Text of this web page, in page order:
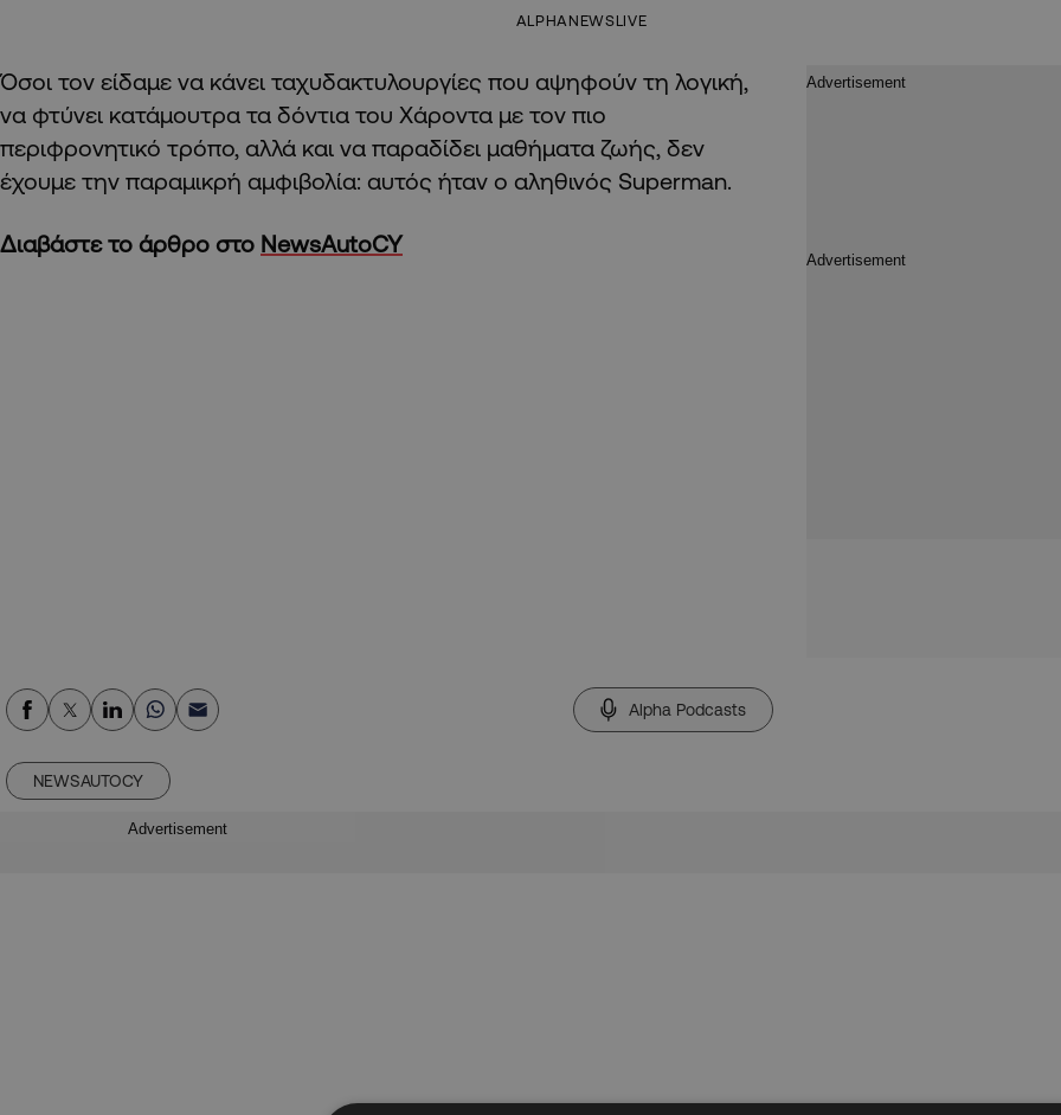
ALPHANEWSLIVE
Όσοι τον είδαμε να κάνει ταχυδακτυλουργίες που αψηφούν τη λογική,
να φτύνει κατάμουτρα τα δόντια του Χάροντα με τον πιο
περιφρονητικό τρόπο, αλλά και να παραδίδει μαθήματα ζωής, δεν
έχουμε την παραμικρή αμφιβολία: αυτός ήταν ο αληθινός Superman.
Διαβάστε το άρθρο στο NewsAutoCY
Alpha Podcasts
NEWSAUTOCY
Advertisement